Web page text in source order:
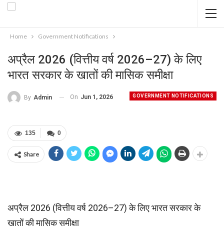
Home Government Notifications
अप्रैल 2026 (वित्तीय वर्ष 2026–27) के लिए
भारत सरकार के खातों की मासिक समीक्षा
GOVERNMENT NOTIFICATIONS
By Admin On Jun 1, 2026
0
135
Share
अप्रैल 2026 (वित्तीय वर्ष 2026–27) के लिए भारत सरकार के
खातों की मासिक समीक्षा